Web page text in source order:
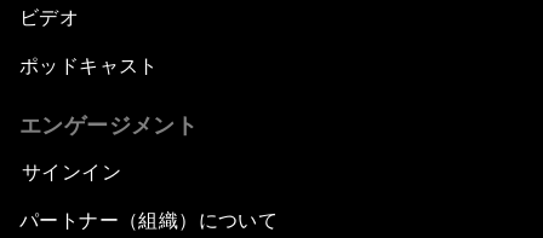
ビデオ
ポッドキャスト
エンゲージメント
サインイン
パートナー（組織）について